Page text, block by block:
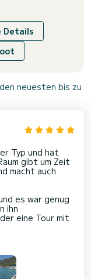
Details
neuesten bis zu
Typ und hat
gibt um Zeit
macht auch
es war genug
ihn
eine Tour mit